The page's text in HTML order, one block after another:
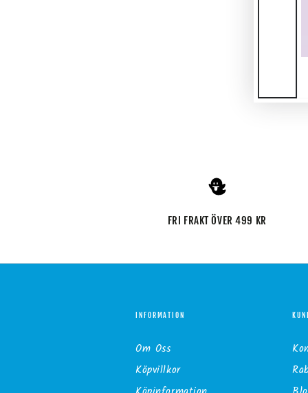
FRI FRAKT ÖVER 499 KR
INFORMATION
Om Oss
Köpvillkor